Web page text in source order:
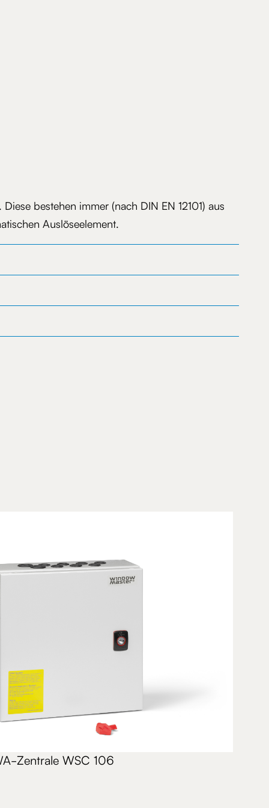
bestehen immer (nach DIN EN 12101) aus
Auslöseelement.
Zentrale WSC 106